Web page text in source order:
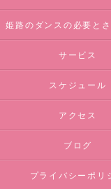
姫路のダンスの必要と
サービス
スケジュール
アクセス
ブログ
プライバシーポリ